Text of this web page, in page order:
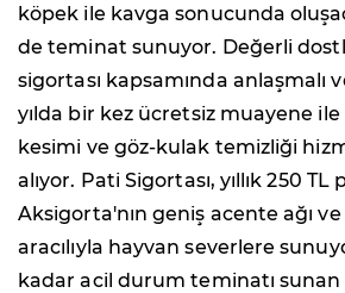
köpek ile kavga sonucunda
de teminat sunuyor. Değerli
sigortası kapsamında anlaşmalı
yılda bir kez ücretsiz muayene
kesimi ve göz-kulak temizliği
alıyor. Pati Sigortası, yıllık 250 TL
Aksigorta'nın geniş acente ağı
aracılıyla hayvan severlere
kadar acil durum teminatı sunan